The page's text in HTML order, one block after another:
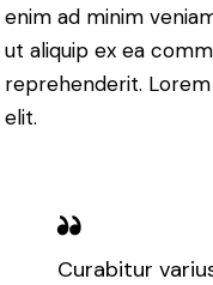
enim ad minim
ut aliquip ex ea
reprehenderit.
elit.
Curabitur